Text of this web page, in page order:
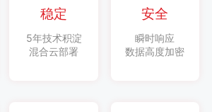
稳定
5年技术积淀
混合云部署
安全
瞬时响应
数据高度加密